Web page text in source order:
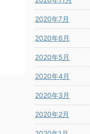
2020年7月
2020年6月
2020年5月
2020年4月
2020年3月
2020年2月